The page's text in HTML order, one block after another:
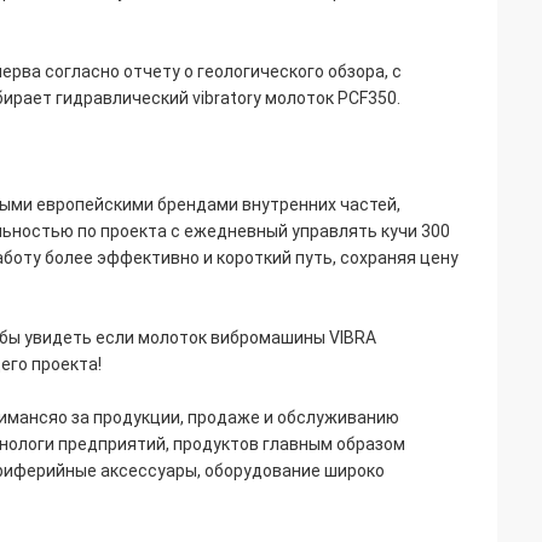
согласно отчету о геологического обзора, с
гидравлический vibratory молоток PCF350.
европейскими брендами внутренних частей,
по проекта с ежедневный управлять кучи 300
более эффективно и короткий путь, сохраняя цену
увидеть если молоток вибромашины VIBRA
проекта!
за продукции, продаже и обслуживанию
предприятий, продуктов главным образом
аксессуары, оборудование широко